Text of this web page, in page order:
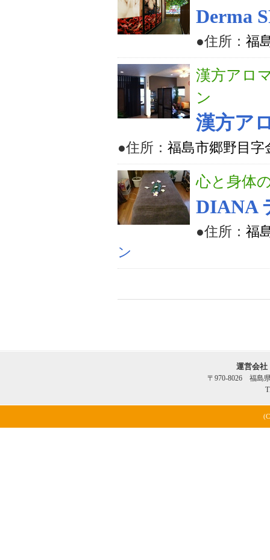
Derma
●住所： 福
漢方アロ
ン
漢方ア
●住所： 福島市郷野目字
心と身体
DIANA
●住所： 福
ン
運営会
〒970-8026 福島